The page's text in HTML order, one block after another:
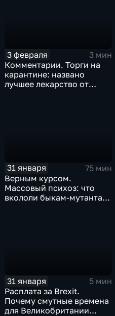
3 февраля
3 мин
Комментарии. Торги на
карантине: названо
лучшее лекарство от
31 января
75 мин
Верным курсом.
Массовый психоз: что
вкололи быкам-мутантам,
31 января
5 мин
Расплата за Brexit.
Почему смутные времена
для Великобритании